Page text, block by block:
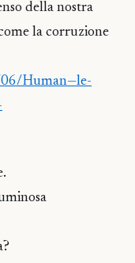
della nostra
la corruzione
Human—le-